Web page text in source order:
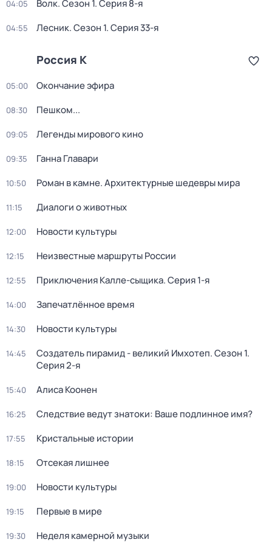
04:05 Волк. Сезон 1. Серия 8-я
04:55 Лесник. Сезон 1. Серия 33-я
Россия К
05:00 Окончание эфира
08:30 Пешком...
09:05 Легенды мирового кино
09:35 Ганна Главари
10:50 Роман в камне. Архитектурные шедевры мира
11:15 Диалоги о животных
12:00 Новости культуры
12:15 Неизвестные маршруты России
12:55 Приключения Калле-сыщика. Серия 1-я
14:00 Запечатлённое время
14:30 Новости культуры
14:45 Создатель пирамид - великий Имхотеп. Сезон 1.
Серия 2-я
15:40 Алиса Коонен
16:25 Следствие ведут знатоки: Ваше подлинное имя?
17:55 Кристальные истории
18:15 Отсекая лишнее
19:00 Новости культуры
19:15 Первые в мире
19:30 Неделя камерной музыки